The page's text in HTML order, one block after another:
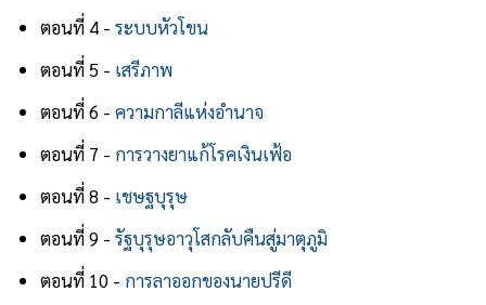
ตอนที่ 4 - ระบบหัวโขน
ตอนที่ 5 - เสรีภาพ
ตอนที่ 6 - ความกาลีแห่งอำนาจ
ตอนที่ 7 - การวางยาแก้โรคเงินเฟ้อ
ตอนที่ 8 - เชษฐบุรุษ
ตอนที่ 9 - รัฐบุรุษอาวุโสกลับคืนสู่มาตุภูมิ
ตอนที่ 10 - การลาออกของนายปรีดี